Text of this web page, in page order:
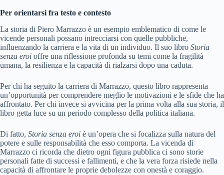
Per orientarsi fra testo e contesto
La storia di Piero Marrazzo è un esempio emblematico di come le
vicende personali possano intrecciarsi con quelle pubbliche,
influenzando la carriera e la vita di un individuo. Il suo libro Storia
senza eroi offre una riflessione profonda su temi come la fragilità
umana, la resilienza e la capacità di rialzarsi dopo una caduta.
Per chi ha seguito la carriera di Marrazzo, questo libro rappresenta
un’opportunità per comprendere meglio le motivazioni e le sfide che ha
affrontato. Per chi invece si avvicina per la prima volta alla sua storia, il
libro getta luce su un periodo complesso della politica italiana.
Di fatto, Storia senza eroi è un’opera che si focalizza sulla natura del
potere e sulle responsabilità che esso comporta. La vicenda di
Marrazzo ci ricorda che dietro ogni figura pubblica ci sono storie
personali fatte di successi e fallimenti, e che la vera forza risiede nella
capacità di affrontare le proprie debolezze con onestà e coraggio.